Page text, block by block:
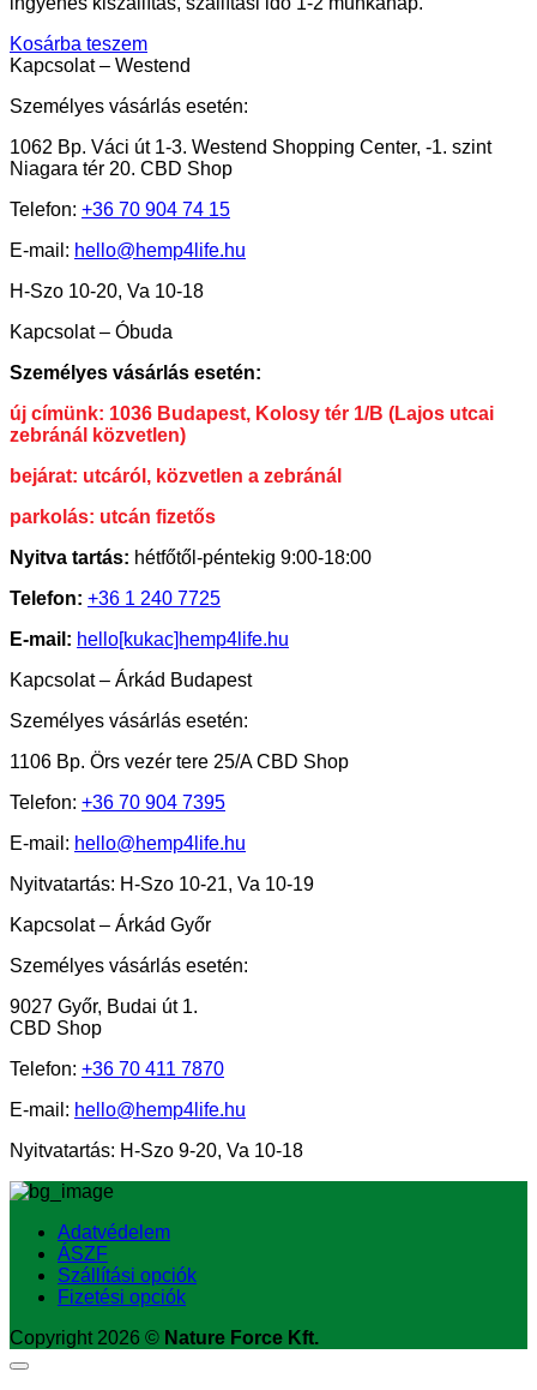
Kosárba teszem
Kapcsolat – Westend
Személyes vásárlás esetén:
1062 Bp. Váci út 1-3. Westend Shopping Center, -1. szint
Niagara tér 20. CBD Shop
Telefon: +36 70 904 74 15
E-mail: hello@hemp4life.hu
H-Szo 10-20, Va 10-18
Kapcsolat – Óbuda
Személyes vásárlás esetén:
új címünk: 1036 Budapest, Kolosy tér 1/B (Lajos utcai
zebránál közvetlen)
bejárat: utcáról, közvetlen a zebránál
parkolás: utcán fizetős
Nyitva tartás: hétfőtől-péntekig 9:00-18:00
Telefon: +36 1 240 7725
E-mail: hello[kukac]hemp4life.hu
Kapcsolat – Árkád Budapest
Személyes vásárlás esetén:
1106 Bp. Örs vezér tere 25/A CBD Shop
Telefon: +36 70 904 7395
E-mail: hello@hemp4life.hu
Nyitvatartás: H-Szo 10-21, Va 10-19
Kapcsolat – Árkád Győr
Személyes vásárlás esetén:
9027 Győr, Budai út 1.
CBD Shop
Telefon: +36 70 411 7870
E-mail: hello@hemp4life.hu
Nyitvatartás: H-Szo 9-20, Va 10-18
Adatvédelem
ÁSZF
Szállítási opciók
Fizetési opciók
Copyright 2026 © Nature Force Kft.